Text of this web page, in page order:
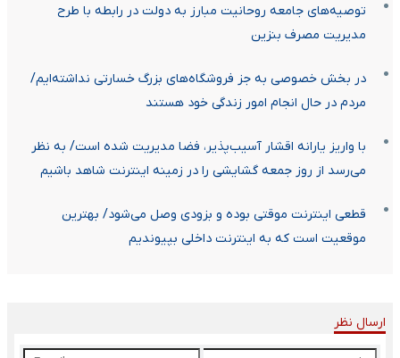
توصیه‌‌های جامعه روحانیت مبارز به دولت در رابطه با طرح
مدیریت مصرف بنزین
در بخش خصوصی به جز فروشگاه‌های بزرگ خسارتی نداشته‌ایم/
مردم در حال انجام امور زندگی خود هستند
با واریز یارانه اقشار آسیب‌پذیر، فضا مدیریت شده است/ به نظر
می‌رسد از روز جمعه گشایشی را در زمینه اینترنت شاهد باشیم
قطعی اینترنت موقتی بوده و بزودی وصل می‌شود/ بهترین
موقعیت است که به اینترنت داخلی بپیوندیم
ارسال نظر